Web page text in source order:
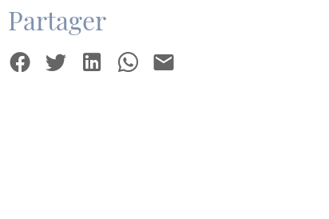
Partager